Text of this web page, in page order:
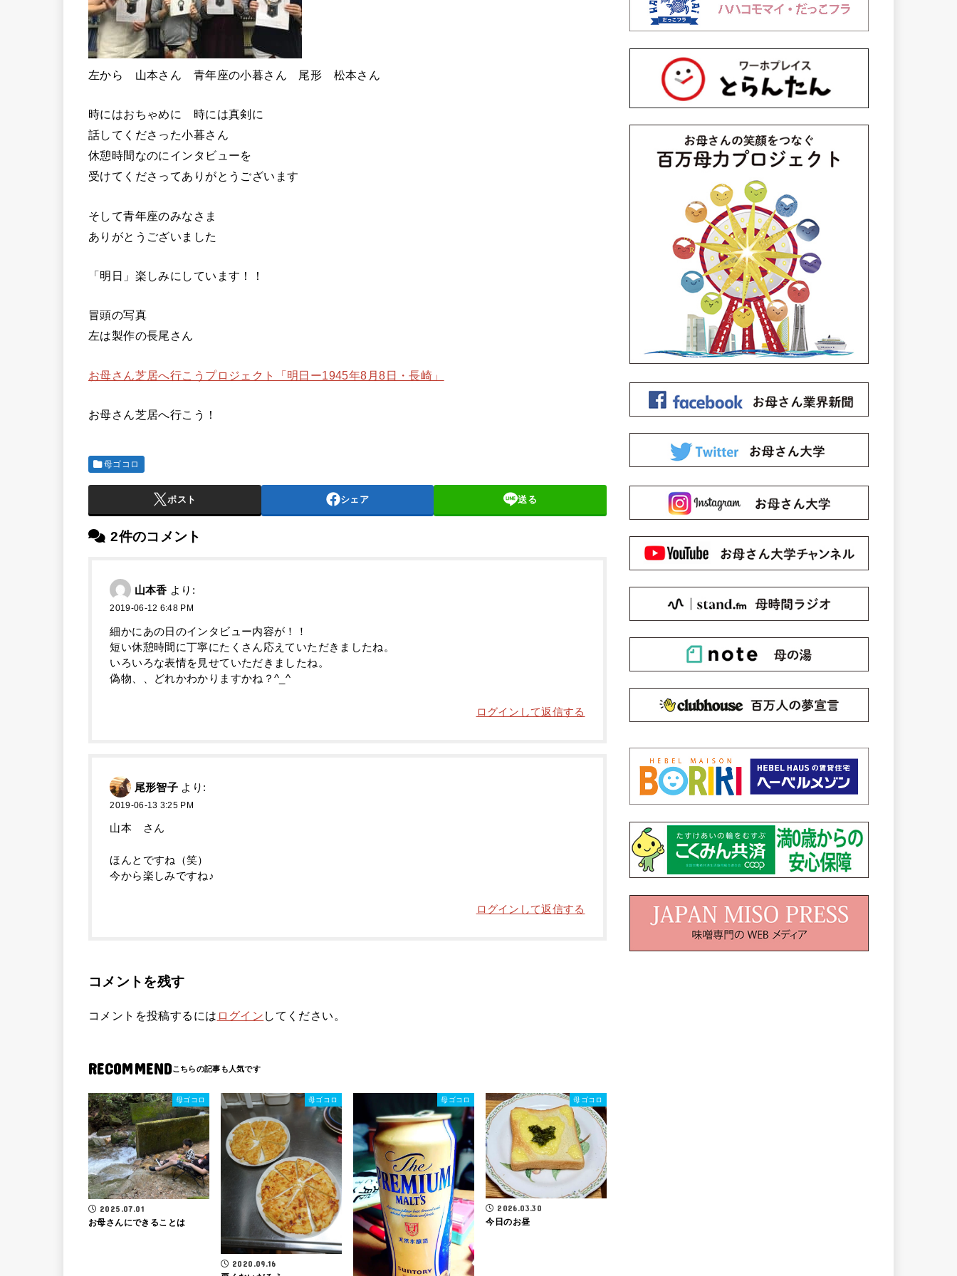
左から 山本さん 青年座の小暮さん 尾形 松本さん
時にはおちゃめに 時には真剣に
話してくださった小暮さん
休憩時間なのにインタビューを
受けてくださってありがとうございます
そして青年座のみなさま
ありがとうございました
「明日」楽しみにしています！！
冒頭の写真
左は製作の長尾さん
お母さん芝居へ行こうプロジェクト「明日ー1945年8月8日・長崎」
お母さん芝居へ行こう！
母ゴコロ
ポスト シェア 送る
2件のコメント
山本香 より:
2019-06-12 6:48 PM
細かにあの日のインタビュー内容が！！
短い休憩時間に丁寧にたくさん応えていただきましたね。
いろいろな表情を見せていただきましたね。
偽物、、どれかわかりますかね？^_^
ログインして返信する
尾形智子 より:
2019-06-13 3:25 PM
山本 さん
ほんとですね（笑）
今から楽しみですね♪
ログインして返信する
コメントを残す
コメントを投稿するには ログイン してください。
RECOMMEND
母ゴコロ
2025.07.01
お母さんにできることは
母ゴコロ
2020.09.16
母ゴコロ 母ゴコロ
2026.03.30
今日のお昼